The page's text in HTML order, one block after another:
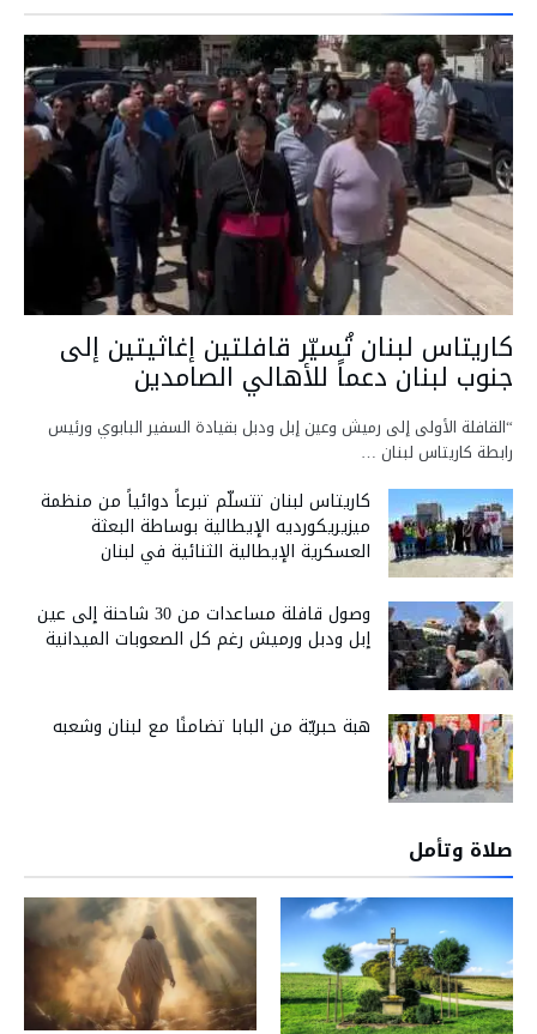
كاريتاس لبنان تُسيّر قافلتين إغاثيتين إلى
جنوب لبنان دعماً للأهالي الصامدين
“القافلة الأولى إلى رميش وعين إبل ودبل بقيادة السفير البابوي ورئيس
رابطة كاريتاس لبنان …
كاريتاس لبنان تتسلّم تبرعاً دوائياً من منظمة
ميزيريكورديه الإيطالية بوساطة البعثة
العسكرية الإيطالية الثنائية في لبنان
وصول قافلة مساعدات من 30 شاحنة إلى عين
إبل ودبل ورميش رغم كل الصعوبات الميدانية
هبة حبريّة من البابا تضامنًا مع لبنان وشعبه
صلاة وتأمل